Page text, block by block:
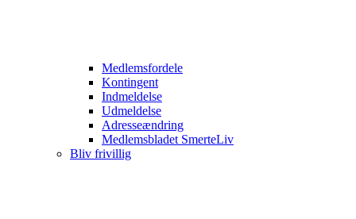
Medlemsfordele
Kontingent
Indmeldelse
Udmeldelse
Adresseændring
Medlemsbladet SmerteLiv
Bliv frivillig